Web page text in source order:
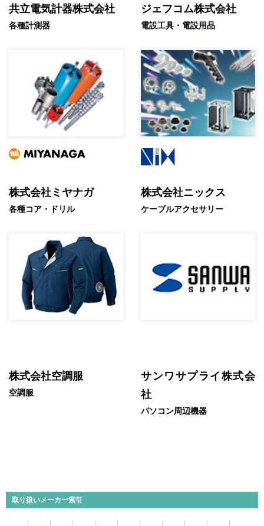
共立電気計器株式会社
各種計測器
ジェフコム株式会社
電設工具・電設用品
株式会社ミヤナガ
各種コア・ドリル
株式会社ニックス
ケーブルアクセサリー
株式会社空調服
空調服
サンワサプライ株式会
社
パソコン周辺機器
取り扱いメーカー索引